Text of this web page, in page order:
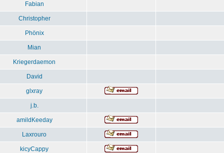
Fabian
Christopher
Phönix
Mian
Kriegerdaemon
David
glxray
j.b.
amildKeeday
Laxrouro
kicyCappy